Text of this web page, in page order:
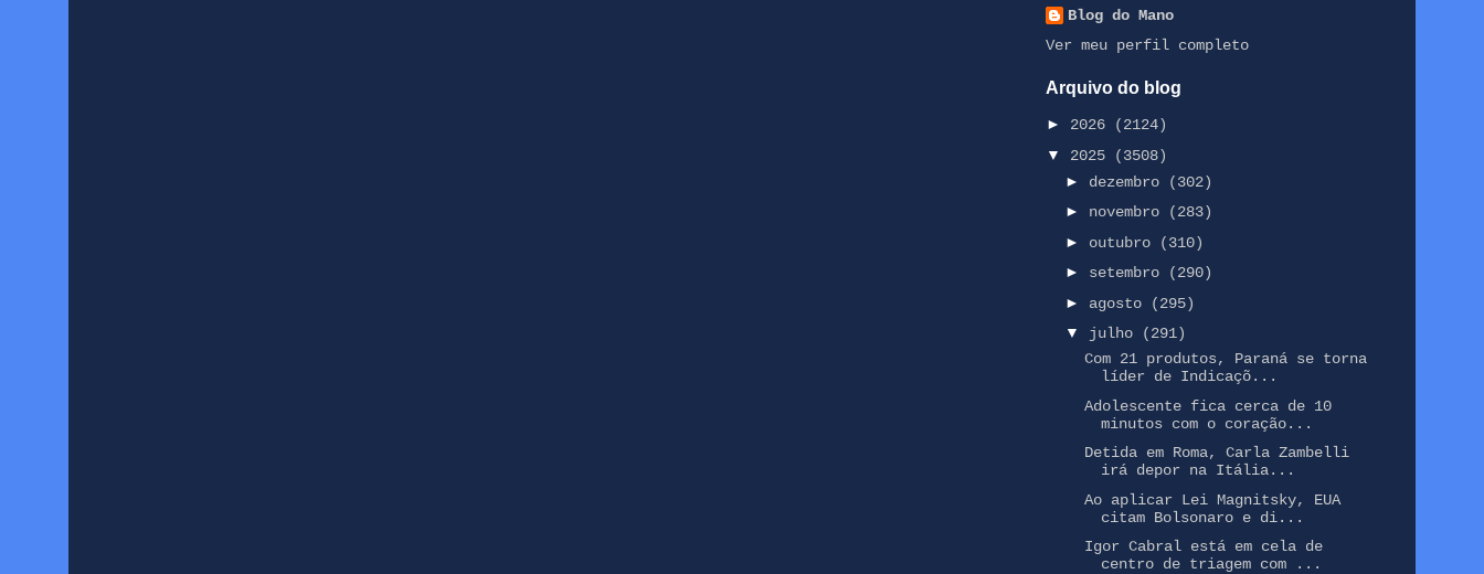
Blog do Mano
Ver meu perfil completo
Arquivo do blog
► 2026
(2124)
▼ 2025
(3508)
► dezembro
(302)
► novembro
(283)
► outubro
(310)
► setembro
(290)
► agosto
(295)
▼ julho
(291)
Com 21 produtos, Paraná se torna
líder de Indicaçõ...
Adolescente fica cerca de 10
minutos com o coração...
Detida em Roma, Carla Zambelli
irá depor na Itália...
Ao aplicar Lei Magnitsky, EUA
citam Bolsonaro e di...
Igor Cabral está em cela de
centro de triagem com ...